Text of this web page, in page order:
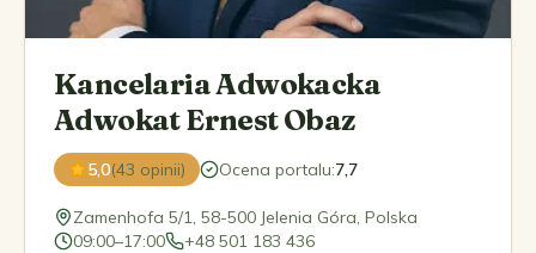
Kancelaria Adwokacka
Adwokat Ernest Obaz
5,0(43 opinii) Ocena portalu:7,7
Zamenhofa 5/1, 58-500 Jelenia Góra, Polska
09:00–17:00
+48 501 183 436